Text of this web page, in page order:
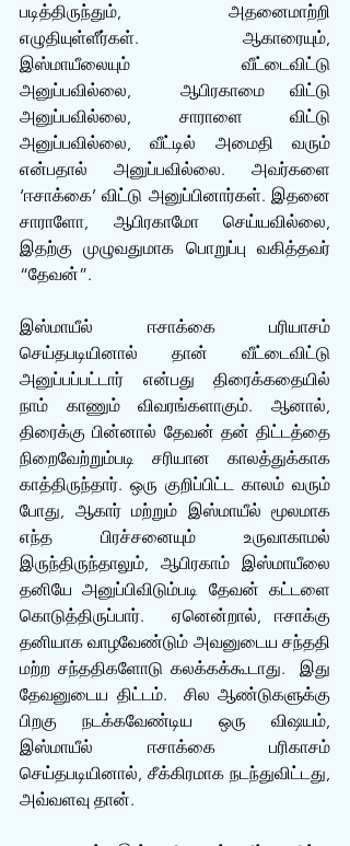
படித்திருந்தும், அதனைமாற்றி
எழுதியுள்ளீர்கள். ஆகாரையும்,
இஸ்மாயீலையும் வீட்டைவிட்டு
அனுப்பவில்லை,  ஆபிரகாமை விட்டு
அனுப்பவில்லை, சாராளை விட்டு
அனுப்பவில்லை, வீட்டில் அமைதி வரும்
என்பதால் அனுப்பவில்லை. அவர்களை
‘ஈசாக்கை’ விட்டு அனுப்பினார்கள். இதனை
சாராளோ, ஆபிரகாமோ செய்யவில்லை,
இதற்கு முழுவதுமாக பொறுப்பு வகித்தவர்
“தேவன்”.
இஸ்மாயீல் ஈசாக்கை பரியாசம்
செய்தபடியினால் தான் வீட்டைவிட்டு
அனுப்பப்பட்டார் என்பது திரைக்கதையில்
நாம் காணும் விவரங்களாகும். ஆனால்,
திரைக்கு பின்னால் தேவன் தன் திட்டத்தை
நிறைவேற்றும்படி சரியான காலத்துக்காக
காத்திருந்தார். ஒரு குறிப்பிட்ட காலம் வரும்
போது, ஆகார் மற்றும் இஸ்மாயீல் மூலமாக
எந்த பிரச்சனையும் உருவாகாமல்
இருந்திருந்தாலும், ஆபிரகாம் இஸ்மாயீலை
தனியே அனுப்பிவிடும்படி தேவன் கட்டளை
கொடுத்திருப்பார்.  ஏனென்றால், ஈசாக்கு
தனியாக வாழவேண்டும் அவனுடைய சந்ததி
மற்ற சந்ததிகளோடு கலக்கக்கூடாது.  இது
தேவனுடைய திட்டம்.  சில ஆண்டுகளுக்கு
பிறகு நடக்கவேண்டிய ஒரு விஷயம்,
இஸ்மாயீல் ஈசாக்கை பரிகாசம்
செய்தபடியினால், சீக்கிரமாக நடந்துவிட்டது,
அவ்வளவு தான்.